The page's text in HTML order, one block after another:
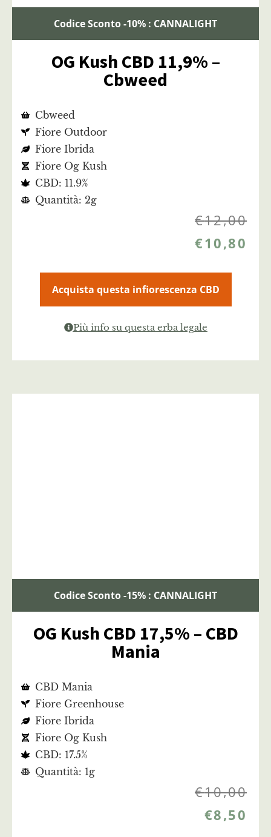
Codice Sconto -10% : CANNALIGHT
OG Kush CBD 11,9% –
Cbweed
Cbweed
Fiore Outdoor
Fiore Ibrida
Fiore Og Kush
CBD: 11.9%
Quantità: 2g
€12,00
€10,80
Acquista questa infiorescenza CBD
Più info su questa erba legale
Codice Sconto -15% : CANNALIGHT
OG Kush CBD 17,5% – CBD
Mania
CBD Mania
Fiore Greenhouse
Fiore Ibrida
Fiore Og Kush
CBD: 17.5%
Quantità: 1g
€10,00
€8,50